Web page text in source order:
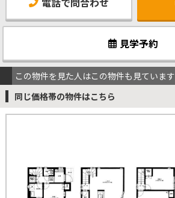
見学予約
この物件を見た人はこの物件も見ています
同じ価格帯の物件はこちら